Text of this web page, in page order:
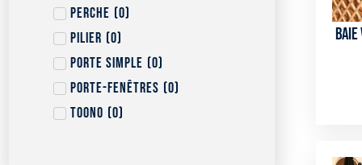
Perche (0)
Pilier (0)
Porte simple (0)
Porte-fenêtres (0)
Toono (0)